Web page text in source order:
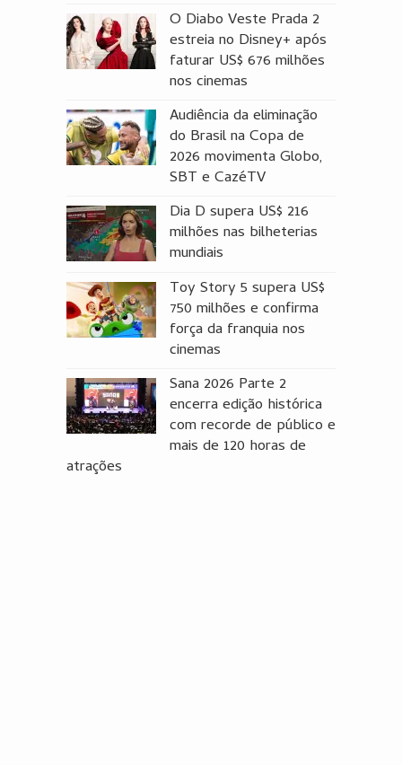
O Diabo Veste Prada 2
estreia no Disney+ após
faturar US$ 676 milhões
nos cinemas
Audiência da eliminação
do Brasil na Copa de
2026 movimenta Globo,
SBT e CazéTV
Dia D supera US$ 216
milhões nas bilheterias
mundiais
Toy Story 5 supera US$
750 milhões e confirma
força da franquia nos
cinemas
Sana 2026 Parte 2
encerra edição histórica
com recorde de público e
mais de 120 horas de
atrações